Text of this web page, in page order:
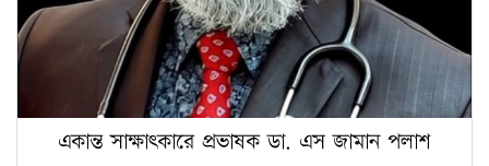
একান্ত সাক্ষাৎকারে প্রভাষক ডা. এস জামান পলাশ